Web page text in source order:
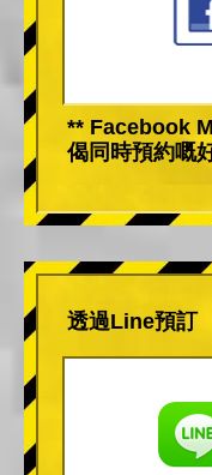
** Facebook
偈同時預約嘅
透過Line預訂